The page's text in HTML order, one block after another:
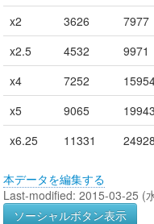
x2
3626 7977
x2.5
4532 9971
x4
7252
x5
9065 19943
x6.25
11331 24928
本データを編集する
Last-modified: 2015-03-25 (
ソーシャルボタン表示